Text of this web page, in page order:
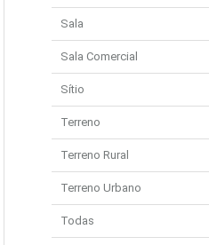
Sala
Sala Comercial
Sítio
Terreno
Terreno Rural
Terreno Urbano
Todas